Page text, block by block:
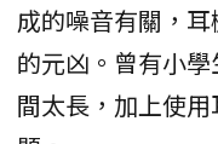
成的噪音有關，
的元凶。曾有小
間太長，加上使